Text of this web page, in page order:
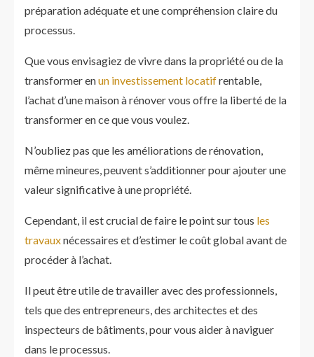
préparation adéquate et une compréhension claire du
processus.
Que vous envisagiez de vivre dans la propriété ou de la
transformer enun investissement locatifrentable,
l’achat d’une maison à rénover vous offre la liberté de la
transformer en ce que vous voulez.
N’oubliez pas que les améliorations de rénovation,
même mineures, peuvent s’additionner pour ajouter une
valeur significative à une propriété.
Cependant, il est crucial de faire le point sur tous les
travauxnécessaires et d’estimer le coût global avant de
procéder à l’achat.
Il peut être utile de travailler avec des professionnels,
tels que des entrepreneurs, des architectes et des
inspecteurs de bâtiments, pour vous aider à naviguer
dans le processus.